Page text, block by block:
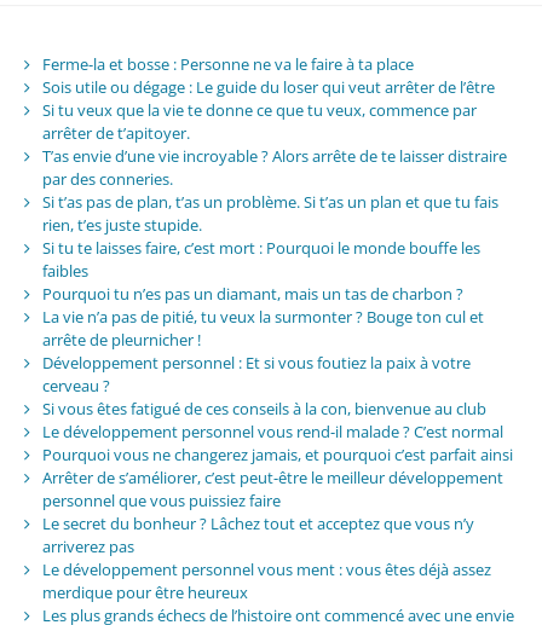
Ferme-la et bosse : Personne ne va le faire à ta place
Sois utile ou dégage : Le guide du loser qui veut arrêter de l’être
Si tu veux que la vie te donne ce que tu veux, commence par
arrêter de t’apitoyer.
T’as envie d’une vie incroyable ? Alors arrête de te laisser distraire
par des conneries.
Si t’as pas de plan, t’as un problème. Si t’as un plan et que tu fais
rien, t’es juste stupide.
Si tu te laisses faire, c’est mort : Pourquoi le monde bouffe les
faibles
Pourquoi tu n’es pas un diamant, mais un tas de charbon ?
La vie n’a pas de pitié, tu veux la surmonter ? Bouge ton cul et
arrête de pleurnicher !
Développement personnel : Et si vous foutiez la paix à votre
cerveau ?
Si vous êtes fatigué de ces conseils à la con, bienvenue au club
Le développement personnel vous rend-il malade ? C’est normal
Pourquoi vous ne changerez jamais, et pourquoi c’est parfait ainsi
Arrêter de s’améliorer, c’est peut-être le meilleur développement
personnel que vous puissiez faire
Le secret du bonheur ? Lâchez tout et acceptez que vous n’y
arriverez pas
Le développement personnel vous ment : vous êtes déjà assez
merdique pour être heureux
Les plus grands échecs de l’histoire ont commencé avec une envie